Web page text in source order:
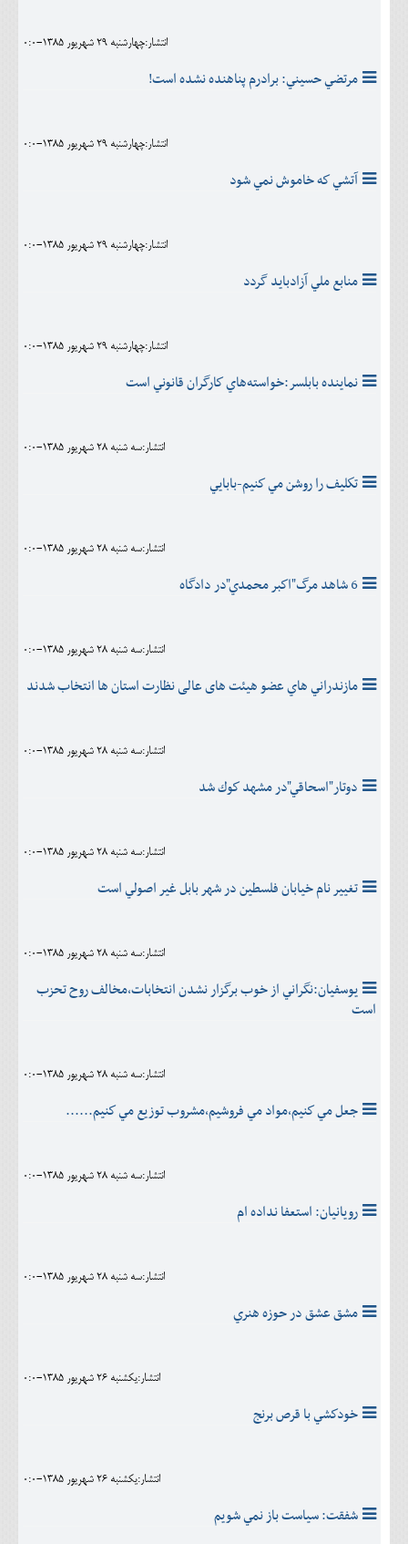
انتشار:چهارشنبه 29 شهريور 1385-0:0
مرتضي حسيني: برادرم پناهنده نشده است!
انتشار:چهارشنبه 29 شهريور 1385-0:0
آتشي كه خاموش نمي شود
انتشار:چهارشنبه 29 شهريور 1385-0:0
منابع ملي آزادبايد گردد
انتشار:چهارشنبه 29 شهريور 1385-0:0
نماينده بابلسر:خواسته‌‌هاي كارگران قانوني است
انتشار:سه شنبه 28 شهريور 1385-0:0
تكليف را روشن مي كنيم-بابايي
انتشار:سه شنبه 28 شهريور 1385-0:0
6 شاهد مرگ"اكبر محمدي"در دادگاه
انتشار:سه شنبه 28 شهريور 1385-0:0
مازندراني هاي عضو هیئت های عالی نظارت استان ها انتخاب شدند
انتشار:سه شنبه 28 شهريور 1385-0:0
دوتار"اسحاقي"در مشهد كوك شد
انتشار:سه شنبه 28 شهريور 1385-0:0
تغيير نام خيابان فلسطين در شهر بابل غير اصولي است
انتشار:سه شنبه 28 شهريور 1385-0:0
يوسفيان:نگراني از خوب برگزار نشدن انتخابات،مخالف روح تحزب
است
انتشار:سه شنبه 28 شهريور 1385-0:0
جعل مي كنيم،مواد مي فروشيم،مشروب توزيع مي كنيم......
انتشار:سه شنبه 28 شهريور 1385-0:0
رويانيان: استعفا نداده ام
انتشار:سه شنبه 28 شهريور 1385-0:0
مشق عشق در حوزه هنري
انتشار:يکشنبه 26 شهريور 1385-0:0
خودكشي با قرص برنج
انتشار:يکشنبه 26 شهريور 1385-0:0
شفقت: سياست باز نمي شويم